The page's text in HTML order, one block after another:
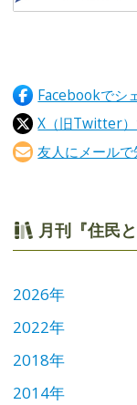
Facebookでシ
X（旧Twitter）
友人にメールで
月刊『住民
2026年
2022年
2018年
2014年